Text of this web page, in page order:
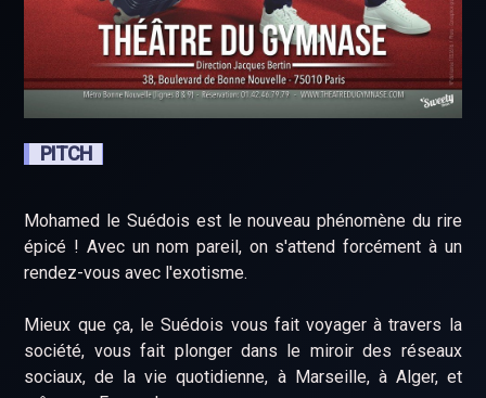
PITCH
Mohamed le Suédois est le nouveau phénomène du rire
épicé ! Avec un nom pareil, on s'attend forcément à un
rendez-vous avec l'exotisme.
Mieux que ça, le Suédois vous fait voyager à travers la
société, vous fait plonger dans le miroir des réseaux
sociaux, de la vie quotidienne, à Marseille, à Alger, et